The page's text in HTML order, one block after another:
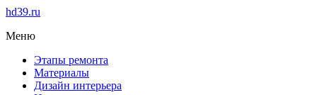
hd39.ru
Меню
Этапы ремонта
Материалы
Дизайн интерьера